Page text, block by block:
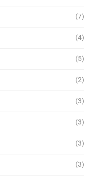
(7)
(4)
(5)
(2)
(3)
(3)
(3)
(3)